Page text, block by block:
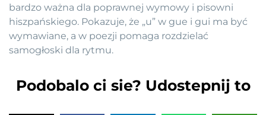
bardzo ważna dla poprawnej wymowy i pisowni
hiszpańskiego. Pokazuje, że „u” w gue i gui ma być
wymawiane, a w poezji pomaga rozdzielać
samogłoski dla rytmu.
Podobalo ci sie? Udostepnij to